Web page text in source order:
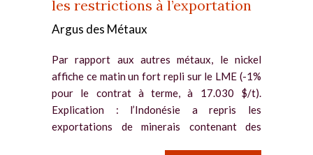
les restrictions à l’exportation
Argus des Métaux
Par rapport aux autres métaux, le nickel
affiche ce matin un fort repli sur le LME (-1%
pour le contrat à terme, à 17.030 $/t).
Explication : l’Indonésie a repris les
exportations de minerais contenant des